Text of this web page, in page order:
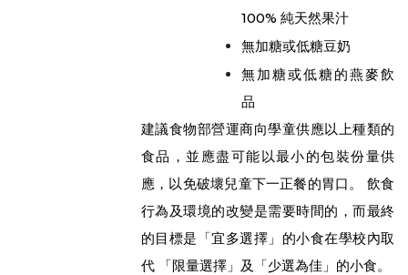
100% 純天然果汁
無加糖或低糖豆奶
無加糖或低糖的燕麥飲
品
建議食物部營運商向學童供應以上種類的
食品，並應盡可能以最小的包裝份量供
應，以免破壞兒童下一正餐的胃口。 飲食
行為及環境的改變是需要時間的，而最終
的目標是「宜多選擇」的小食在學校內取
代 「限量選擇」及「少選為佳」的小食。